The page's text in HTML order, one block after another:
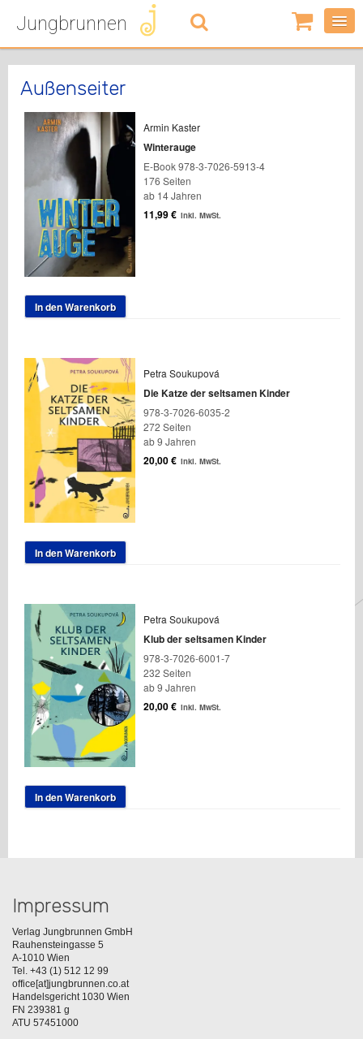
Jungbrunnen
0
Artikel
-
Außenseiter
Armin Kaster
Winterauge
E-Book 978-3-7026-5913-4
176 Seiten
ab 14 Jahren
11,99€ inkl. MwSt.
In den Warenkorb
Petra Soukupová
Die Katze der seltsamen Kinder
978-3-7026-6035-2
272 Seiten
ab 9 Jahren
20,00€ inkl. MwSt.
In den Warenkorb
Petra Soukupová
Klub der seltsamen Kinder
978-3-7026-6001-7
232 Seiten
ab 9 Jahren
20,00€ inkl. MwSt.
In den Warenkorb
Impressum
Verlag Jungbrunnen GmbH
Rauhensteingasse 5
A-1010 Wien
Tel. +43 (1) 512 12 99
office[at]jungbrunnen.co.at
Handelsgericht 1030 Wien
FN 239381 g
ATU 57451000